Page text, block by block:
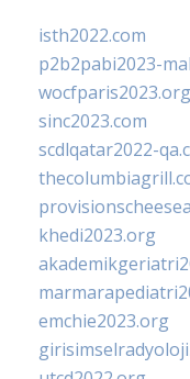
isth2022.com
p2b2pabi2023-
wocfparis2023.org
sinc2023.com
scdlqatar2022-
khedi2023.org
emchie2023.org